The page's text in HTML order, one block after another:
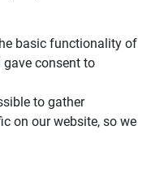
basic functionality of
gave consent to
to gather
on our website, so we